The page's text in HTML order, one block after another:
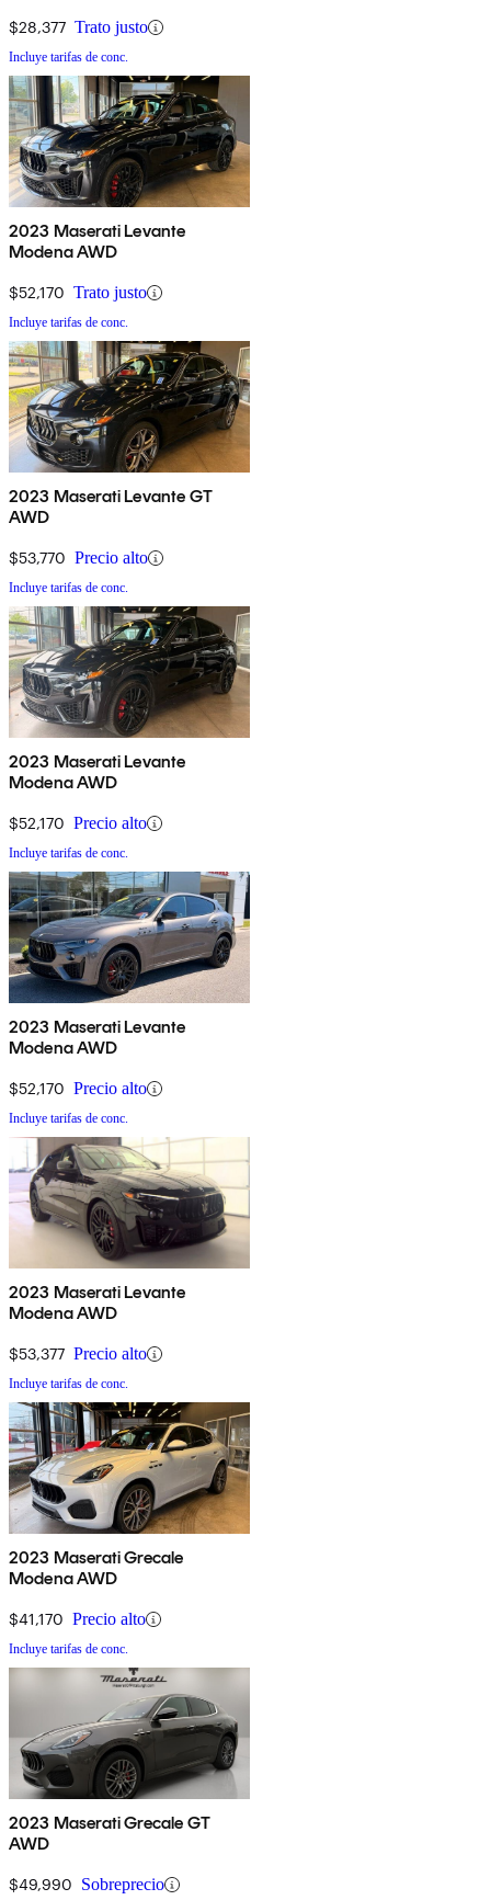
$28,377 Trato justo
Incluye tarifas de conc.
2023 Maserati Levante
Modena AWD
$52,170 Trato justo
Incluye tarifas de conc.
2023 Maserati Levante GT
AWD
$53,770 Precio alto
Incluye tarifas de conc.
2023 Maserati Levante
Modena AWD
$52,170 Precio alto
Incluye tarifas de conc.
2023 Maserati Levante
Modena AWD
$52,170 Precio alto
Incluye tarifas de conc.
2023 Maserati Levante
Modena AWD
$53,377 Precio alto
Incluye tarifas de conc.
2023 Maserati Grecale
Modena AWD
$41,170 Precio alto
Incluye tarifas de conc.
2023 Maserati Grecale GT
AWD
$49,990 Sobreprecio